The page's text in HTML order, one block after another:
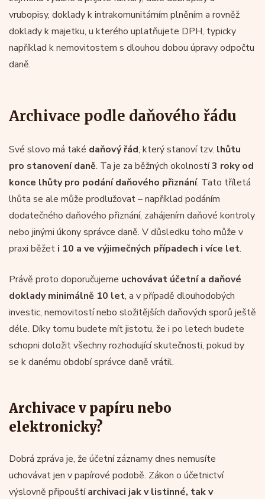
vrubopisy, doklady k intrakomunitárním plněním a rovněž
doklady k majetku, u kterého uplatňujete DPH, typicky
například k nemovitostem s dlouhou dobou úpravy odpočtu
daně.
Archivace podle daňového řádu
Své slovo má také daňový řád, který stanoví tzv. lhůtu
pro stanovení daně. Ta je za běžných okolností3 roky od
konce lhůty pro podání daňového přiznání. Tato tříletá
lhůta se ale může prodlužovat – například podáním
dodatečného daňového přiznání, zahájením daňové kontroly
nebo jinými úkony správce daně. V důsledku toho může v
praxi běžet i 10 a ve výjimečných případech i více let.
Právě proto doporučujeme uchovávat účetní a daňové
doklady minimálně 10 let, a v případě dlouhodobých
investic, nemovitostí nebo složitějších daňových sporů ještě
déle. Díky tomu budete mít jistotu, že i po letech budete
schopni doložit všechny rozhodující skutečnosti, pokud by
se k danému období správce daně vrátil.
Archivace v papíru nebo
elektronicky?
Dobrá zpráva je, že účetní záznamy dnes nemusíte
uchovávat jen v papírové podobě. Zákon o účetnictví
výslovně připouštíarchivaci jak v listinné, tak v